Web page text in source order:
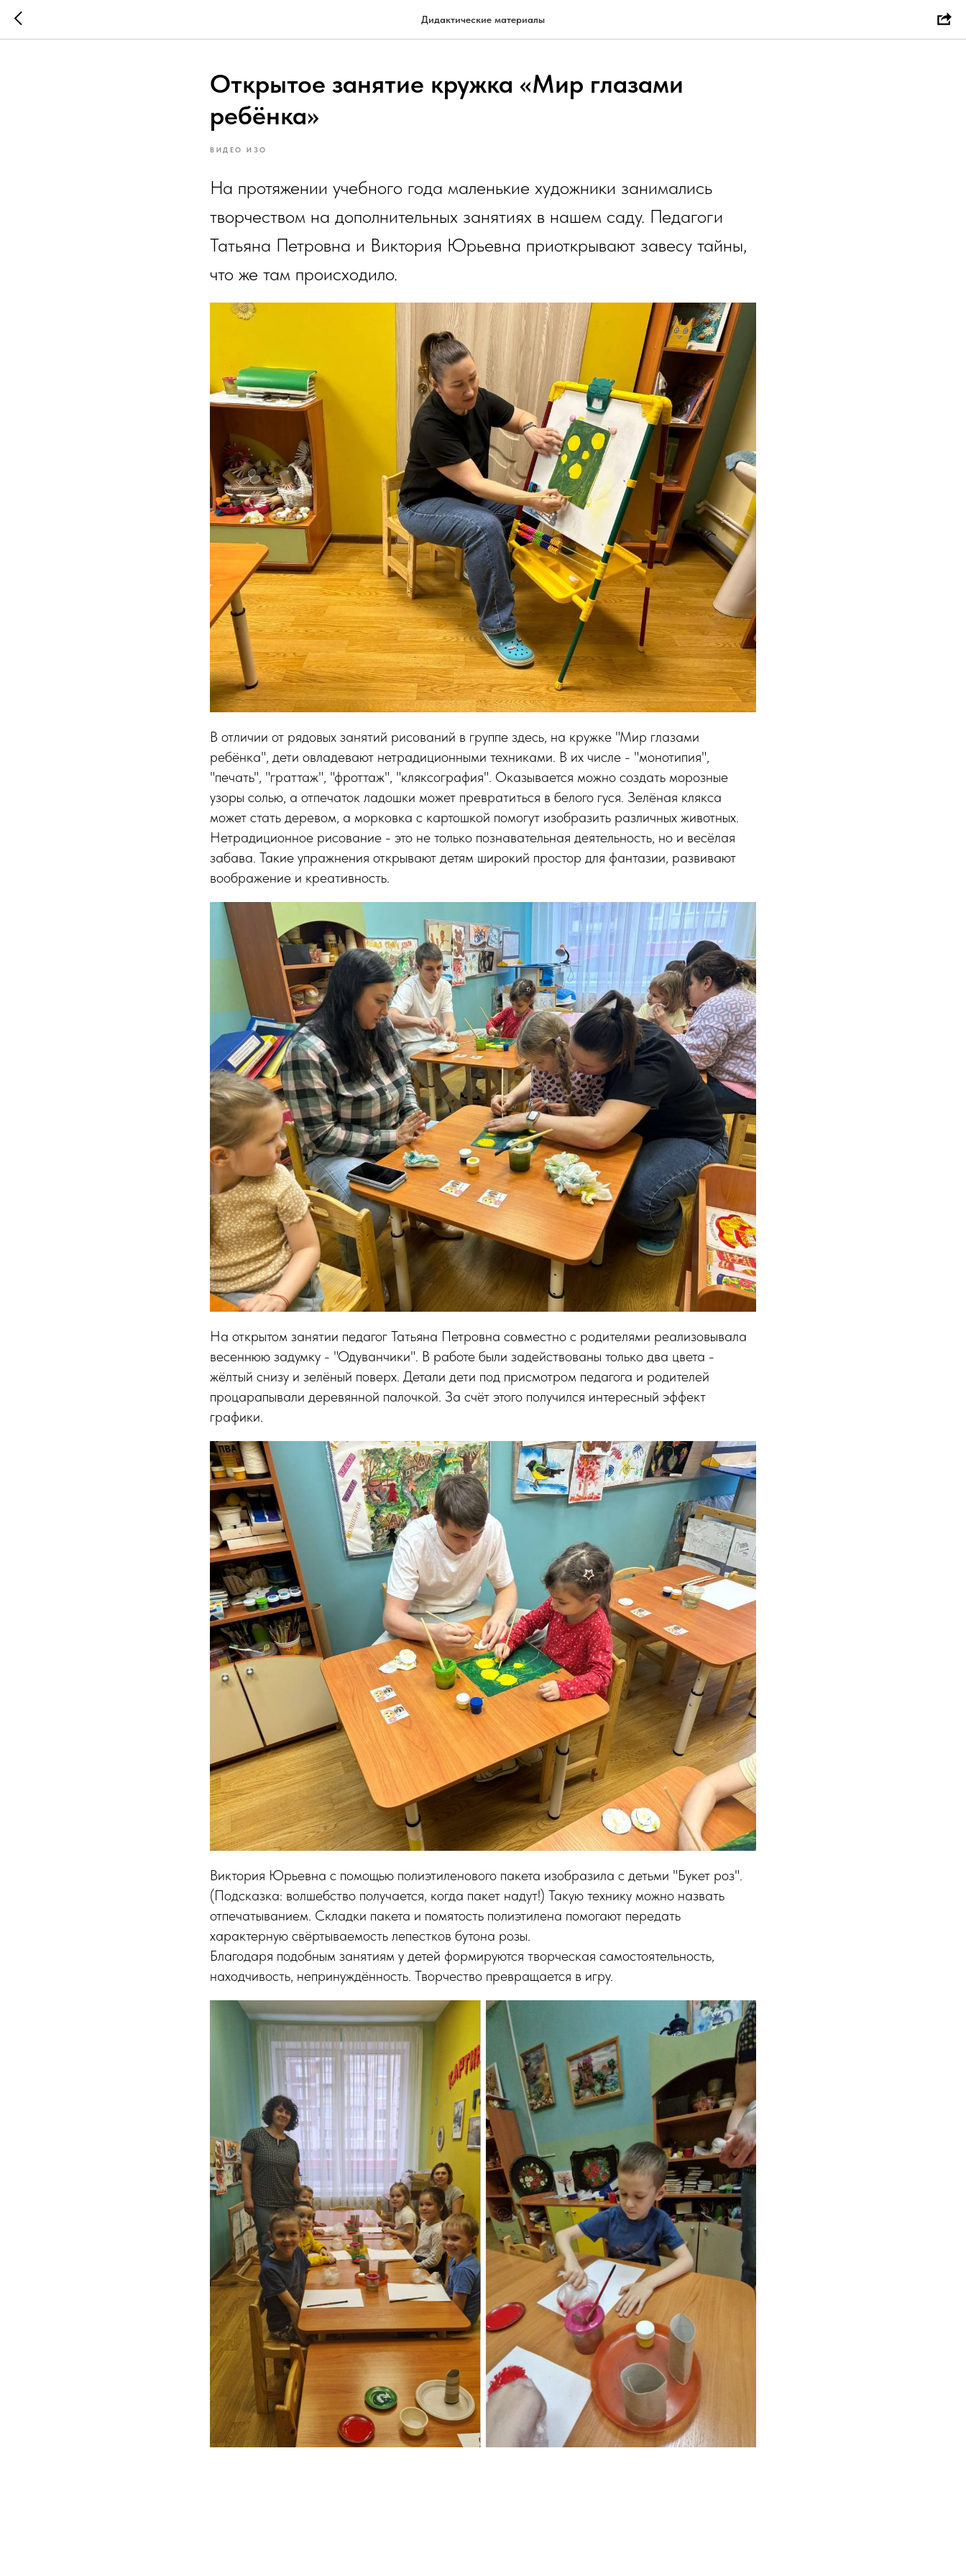
Дидактические материалы
Открытое занятие кружка «Мир глазами
ребёнка»
ВИДЕО ИЗО
На протяжении учебного года маленькие художники занимались
творчеством на дополнительных занятиях в нашем саду. Педагоги
Татьяна Петровна и Виктория Юрьевна приоткрывают завесу тайны,
что же там происходило.
В отличии от рядовых занятий рисований в группе здесь, на кружке "Мир глазами
ребёнка", дети овладевают нетрадиционными техниками. В их числе - "монотипия",
"печать", "граттаж", "фроттаж", "кляксография". Оказывается можно создать морозные
узоры солью, а отпечаток ладошки может превратиться в белого гуся. Зелёная клякса
может стать деревом, а морковка с картошкой помогут изобразить различных животных.
Нетрадиционное рисование - это не только познавательная деятельность, но и весёлая
забава. Такие упражнения открывают детям широкий простор для фантазии, развивают
воображение и креативность.
На открытом занятии педагог Татьяна Петровна совместно с родителями реализовывала
весеннюю задумку - "Одуванчики". В работе были задействованы только два цвета -
жёлтый снизу и зелёный поверх. Детали дети под присмотром педагога и родителей
процарапывали деревянной палочкой. За счёт этого получился интересный эффект
графики.
Виктория Юрьевна с помощью полиэтиленового пакета изобразила с детьми "Букет роз".
(Подсказка: волшебство получается, когда пакет надут!) Такую технику можно назвать
отпечатыванием. Складки пакета и помятость полиэтилена помогают передать
характерную свёртываемость лепестков бутона розы.
Благодаря подобным занятиям у детей формируются творческая самостоятельность,
находчивость, непринуждённость. Творчество превращается в игру.